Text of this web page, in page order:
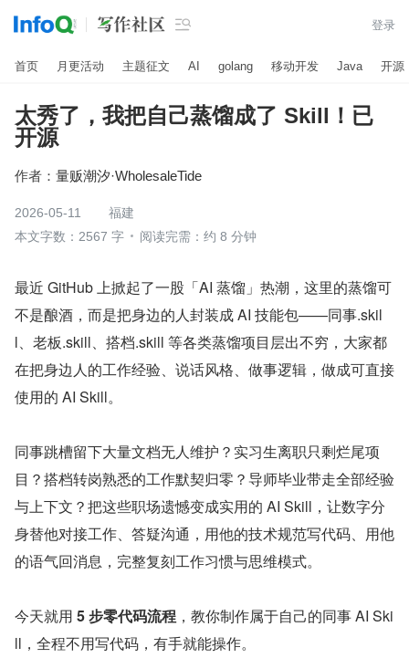
 登录
首页 月更活动 主题征文 AI golang 移动开发 Java 开源
太秀了，我把自己蒸馏成了 Skill！已
开源
作者： 量贩潮汐·WholesaleTide
2026-05-11
福建
本文字数：2567 字
阅读完需：约 8 分钟
最近 GitHub 上掀起了一股「AI 蒸馏」热潮，这里的蒸馏可
不是酿酒，而是把身边的人封装成 AI 技能包——同事.skil
l、老板.skill、搭档.skill 等各类蒸馏项目层出不穷，大家都
在把身边人的工作经验、说话风格、做事逻辑，做成可直接
使用的 AI Skill。
同事跳槽留下大量文档无人维护？实习生离职只剩烂尾项
目？搭档转岗熟悉的工作默契归零？导师毕业带走全部经验
与上下文？把这些职场遗憾变成实用的 AI Skill，让数字分
身替他对接工作、答疑沟通，用他的技术规范写代码、用他
的语气回消息，完整复刻工作习惯与思维模式。
今天就用 5 步零代码流程 ，教你制作属于自己的同事 AI Ski
ll，全程不用写代码，有手就能操作。